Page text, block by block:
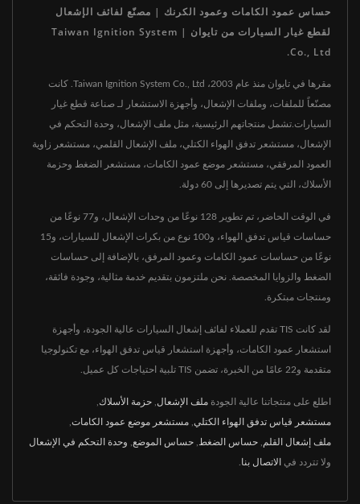
حساس عمود الكامات وعمود الكرنك | مصنّع لفائف الإشعال
لقطع غيار السيارات من تايوان | Taiwan Ignition System
Co., Ltd.
مقرها في تايوان منذ عام 2003، Taiwan Ignition System Co., Ltd. كانت
مصنّعاً للملفات، وملفات الإشعال، وأجهزة الاستشعار لـ صناعة قطع غيار
السيارات.تشمل منتجاتهم الرئيسية، مثل ملف الإشعال، وحدة التحكم في
الإشعال، مستشعر تدفق الهواء الكتلي، ملف الإشعال القلمي، مستشعر زاوية
العمود المرفقي، مستشعر موضع عمود الكامات، مستشعر الضغط وحزمة
الأسلاك، التي يتم تصديرها إلى 60 دولة.
في الوقت الحاضر، تم تطوير 128 نوعًا من وحدات الإشعال، و77 نوعًا من
حساسات قياس تدفق الهواء، و100 نوع من بكرات الإشعال للسيارات، و15
نوعًا من حساسات عمود الكامات وعمود المرفق، بالإضافة إلى حساسات
الضغط والزوايا المخصصة. نحن ملتزمون بتقديم خدمة مثالية، وجودة فائقة،
ومنتجات مبتكرة.
لقد كانت TIS تقدم للعملاء لفائف إشعال السيارات عالية الجودة، وأجهزة
استشعار عمود الكامات، وأجهزة استشعار قياس تدفق الهواء، مع تكنولوجيا
متقدمة و22 عامًا من الخبرة، تضمن TIS تلبية احتياجات كل عميل.
اطلع على منتجاتنا عالية الجودة ملف الإشعال حزمة الأسلاك
مستشعر قياس تدفق الهواء الكتلي مستشعر موضع عمود الكامات
ملف إشعال القلم حساس الضغط حساس الموضع وحدة التحكم في الإشعال
ولا تتردد في الاتصال بنا